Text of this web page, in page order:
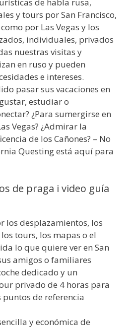
de habla rusa,
y tours por San Francisco,
por Las Vegas y los
individuales, privados
nuestras visitas y
en ruso y pueden
e intereses.
pasar sus vacaciones en
estudiar o
¿Para sumergirse en
Vegas? ¿Admirar la
de los Cañones? – No
Questing está aquí para
de praga i video guía
los desplazamientos, los
tours, los mapas o el
lo que quiere ver en San
amigos o familiares
dedicado y un
privado de 4 horas para
de referencia
y económica de